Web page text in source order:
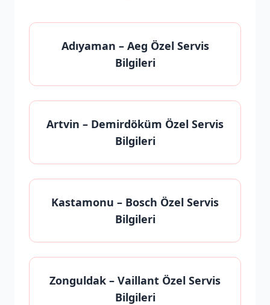
Adıyaman – Aeg Özel Servis
Bilgileri
Artvin – Demirdöküm Özel Servis
Bilgileri
Kastamonu – Bosch Özel Servis
Bilgileri
Zonguldak – Vaillant Özel Servis
Bilgileri